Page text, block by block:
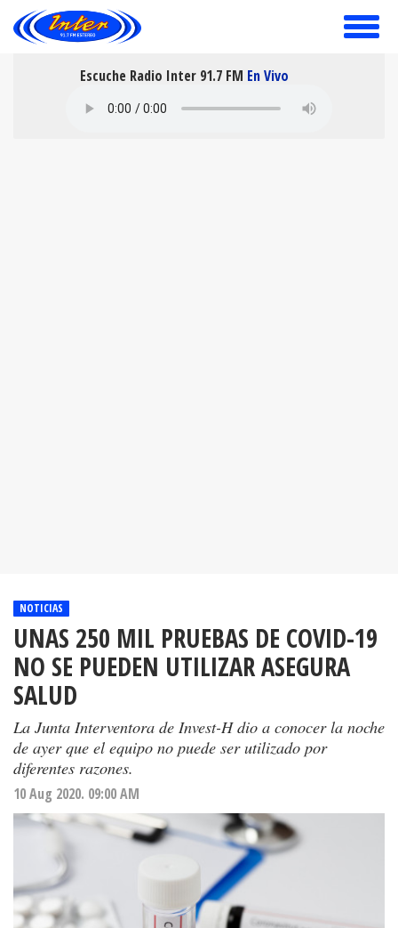
toggle
Escuche Radio Inter 91.7 FM En Vivo
NOTICIAS
UNAS 250 MIL PRUEBAS DE COVID-19
NO SE PUEDEN UTILIZAR ASEGURA
SALUD
La Junta Interventora de Invest-H dio a conocer la noche
de ayer que el equipo no puede ser utilizado por
diferentes razones.
10 Aug 2020. 09:00 AM